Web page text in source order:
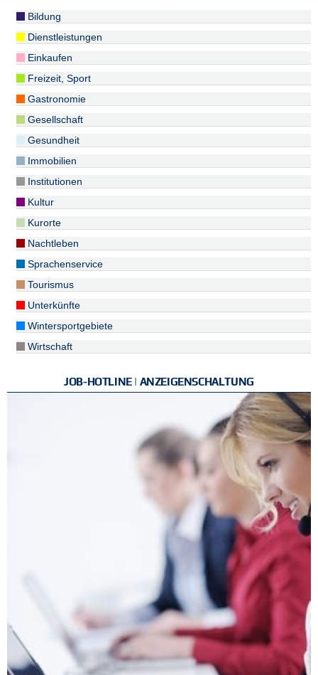
Bildung
Dienstleistungen
Einkaufen
Freizeit, Sport
Gastronomie
Gesellschaft
Gesundheit
Immobilien
Institutionen
Kultur
Kurorte
Nachtleben
Sprachenservice
Tourismus
Unterkünfte
Wintersportgebiete
Wirtschaft
JOB-HOTLINE | ANZEIGENSCHALTUNG